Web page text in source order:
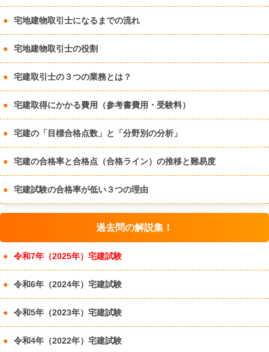
宅地建物取引士になるまでの流れ
宅地建物取引士の役割
宅建取引士の３つの業務とは？
宅建取得にかかる費用（参考書費用・受験料）
宅建の「目標合格点数」と「分野別の分析」
宅建の合格率と合格点（合格ライン）の推移と難易度
宅建試験の合格率が低い３つの理由
過去問の解説集！
令和7年（2025年）宅建試験
令和6年（2024年）宅建試験
令和5年（2023年）宅建試験
令和4年（2022年）宅建試験